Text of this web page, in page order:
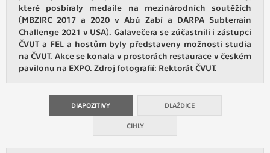
ANALYTICKÉ
Slouží pro získávání anonymizovaných
statistických údajů, které nám pomáhají
vylepšovat naše aplikace. Zpravidla jde o
cookies systémů třetích stran, které k
těmto účelům využíváme.
které posbíraly medaile na mezinárodních soutěžích
(MBZIRC 2017 a 2020 v Abú Zabí a DARPA Subterrain
Challenge 2021 v USA). Galavečera se zúčastnili i zástupci
ČVUT a FEL a hostům byly představeny možnosti studia
na ČVUT. Akce se konala v prostorách restaurace v českém
pavilonu na EXPO. Zdroj fotografií: Rektorát ČVUT.
DIAPOZITIVY DLAŽDICE
CIHLY